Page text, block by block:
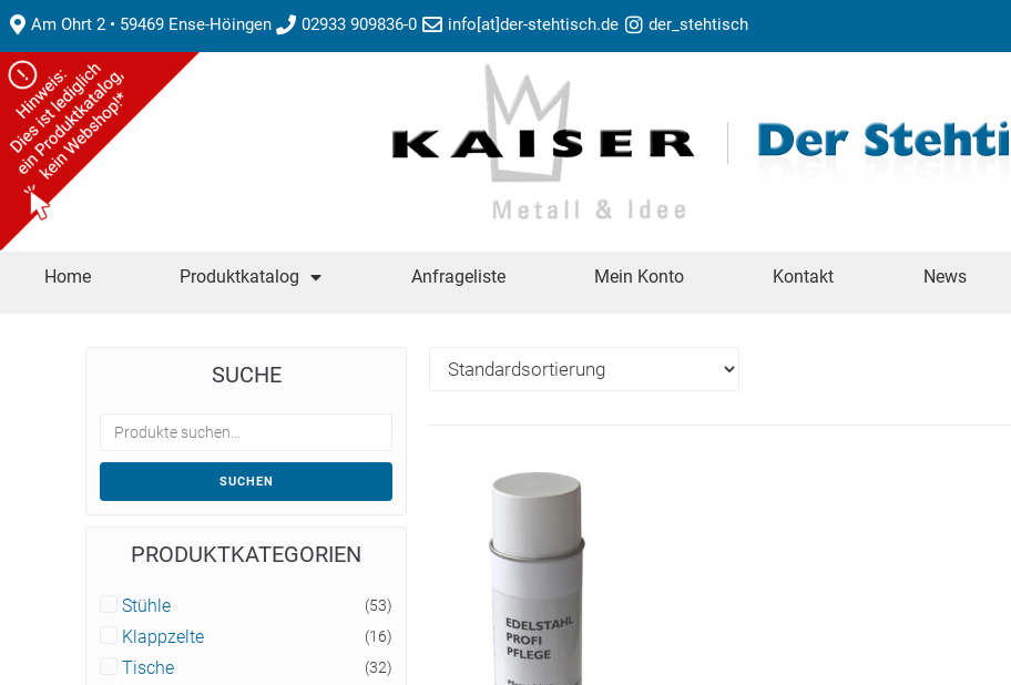
Am Ohrt 2 • 59469 Ense-Höingen 02933 909836-0 info[at]der-stehtisch.de der_stehtisch
Home Produktkatalog Anfrageliste Mein Konto Kontakt News
SUCHE
SUCHEN
PRODUKTKATEGORIEN
Stühle (53)
Klappzelte (16)
Tische (32)